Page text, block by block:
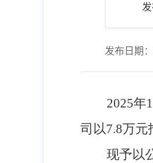
发布日期
2025年
司以7.8万元
现予以